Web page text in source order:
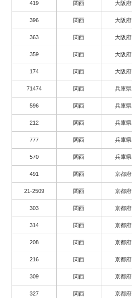
419 関西 大阪府
396 関西 大阪府
363 関西 大阪府
359 関西 大阪府
174 関西 大阪府
71474 関西 兵庫県
596 関西 兵庫県
212 関西 兵庫県
777 関西 兵庫県
570 関西 兵庫県
491 関西 京都府
21-2509 関西 京都府
303 関西 京都府
314 関西 京都府
208 関西 京都府
216 関西 京都府
309 関西 京都府
327 関西 京都府